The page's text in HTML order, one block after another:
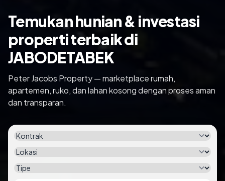
Temukan hunian & investasi
properti terbaik di
JABODETABEK
Peter Jacobs Property — marketplace rumah,
apartemen, ruko, dan lahan kosong dengan proses aman
dan transparan.